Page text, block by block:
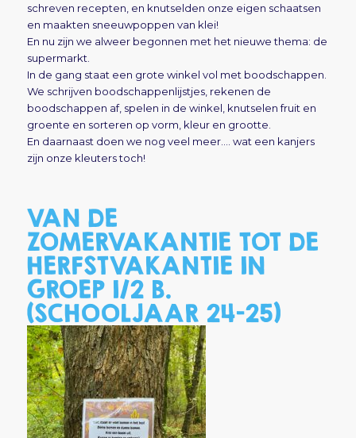
schreven recepten, en knutselden onze eigen schaatsen
en maakten sneeuwpoppen van klei!
En nu zijn we alweer begonnen met het nieuwe thema: de
supermarkt.
In de gang staat een grote winkel vol met boodschappen.
We schrijven boodschappenlijstjes, rekenen de
boodschappen af, spelen in de winkel, knutselen fruit en
groente en sorteren op vorm, kleur en grootte.
En daarnaast doen we nog veel meer…. wat een kanjers
zijn onze kleuters toch!
VAN DE
ZOMERVAKANTIE TOT DE
HERFSTVAKANTIE IN
GROEP 1/2 B.
(SCHOOLJAAR 24-25)